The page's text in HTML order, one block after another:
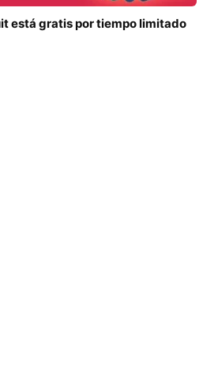
está gratis por tiempo limitado